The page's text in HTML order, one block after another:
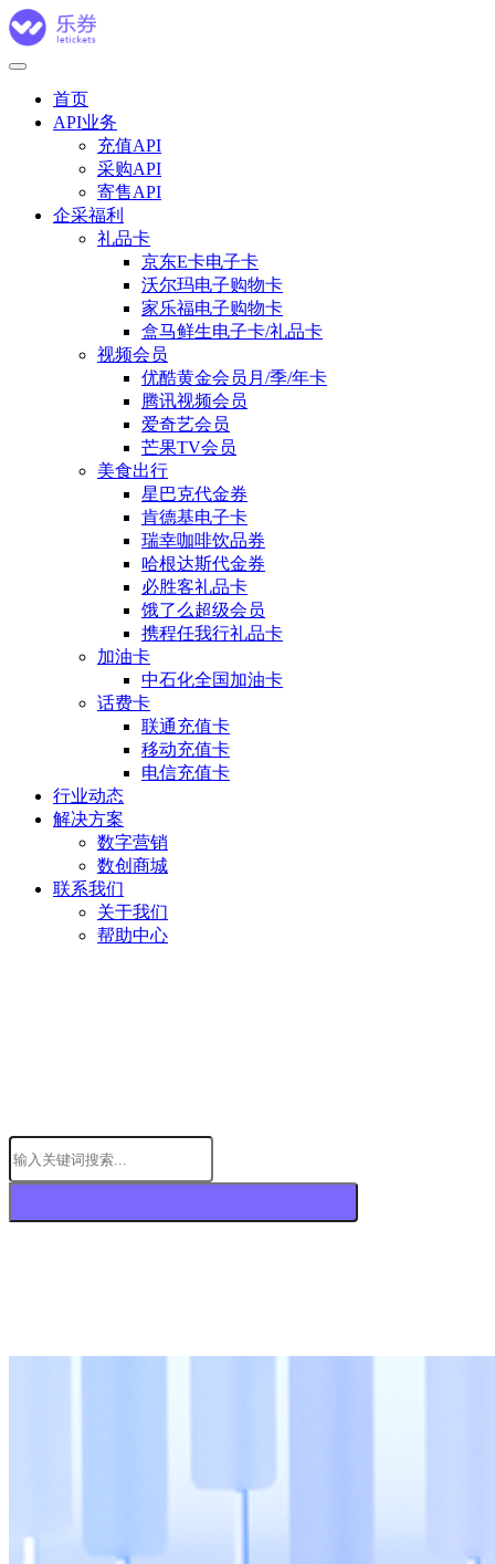
首页
API业务
充值API
采购API
寄售API
企采福利
礼品卡
京东E卡电子卡
沃尔玛电子购物卡
家乐福电子购物卡
盒马鲜生电子卡/礼品卡
视频会员
优酷黄金会员月/季/年卡
腾讯视频会员
爱奇艺会员
芒果TV会员
美食出行
星巴克代金券
肯德基电子卡
瑞幸咖啡饮品券
哈根达斯代金券
必胜客礼品卡
饿了么超级会员
携程任我行礼品卡
加油卡
中石化全国加油卡
话费卡
联通充值卡
移动充值卡
电信充值卡
行业动态
解决方案
数字营销
数创商城
联系我们
关于我们
帮助中心